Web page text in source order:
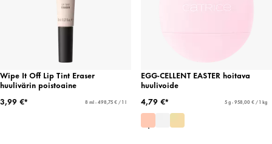
Wipe It Off Lip Tint Eraser
huulivärin poistoaine
3,99 €*
8 ml - 498,75 € / 1 l
EGG-CELLENT EASTER hoitava
huulivoide
4,79 €*
5 g - 958,00 € / 1 kg